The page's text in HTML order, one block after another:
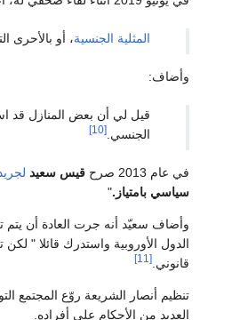
المثلية الجنسية، أو بالأحرى
وأضاف:
قيل لي أن بعض المنازل قد
الجنسي. [10]
في عام 2013 صرح قيس سعيد
سياسي بامتياز."
وأضاف سعيّد أنه جرت العادة أن يتم
الدول الأوروبية واستدرك قائلا "
قانوني. [11]
تنظيم أنصار الشريعة روّع المجتمع
العديد من الأحكام على أفراده.